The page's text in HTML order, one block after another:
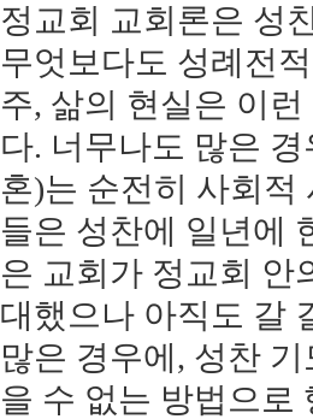
정교회 교회론은 성
무엇보다도 성례전
주, 삶의 현실은 이
다. 너무나도 많은
혼)는 순전히 사회적
들은 성찬에 일년에
은 교회가 정교회 안
대했으나 아직도 갈
많은 경우에, 성찬
을 수 없는 방법으로